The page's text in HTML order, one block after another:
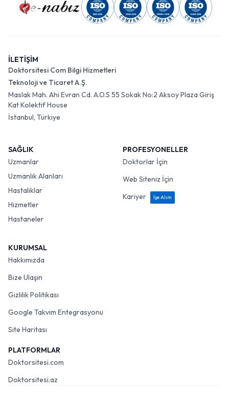
İLETİŞİM
Doktorsitesi Com Bilgi Hizmetleri
Teknoloji ve Ticaret A.Ş.
Maslak Mah. Ahi Evran Cd. A.O.S 55 Sokak No:2 Aksoy Plaza Giriş
Kat Kolektif House
İstanbul, Türkiye
SAĞLIK
Uzmanlar
Uzmanlık Alanları
Hastalıklar
Hizmetler
Hastaneler
PROFESYONELLER
Doktorlar İçin
Web Siteniz İçin
Kariyer
İşe Alım
KURUMSAL
Hakkımızda
Bize Ulaşın
Gizlilik Politikası
Google Takvim Entegrasyonu
Site Haritası
PLATFORMLAR
Doktorsitesi.com
Doktorsitesi.az